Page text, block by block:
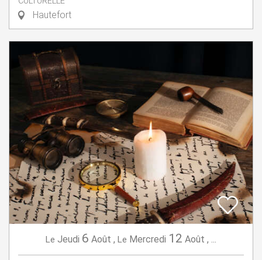
Hautefort
Le Jeudi 6 Août , Le Mercredi 12 Août , ...